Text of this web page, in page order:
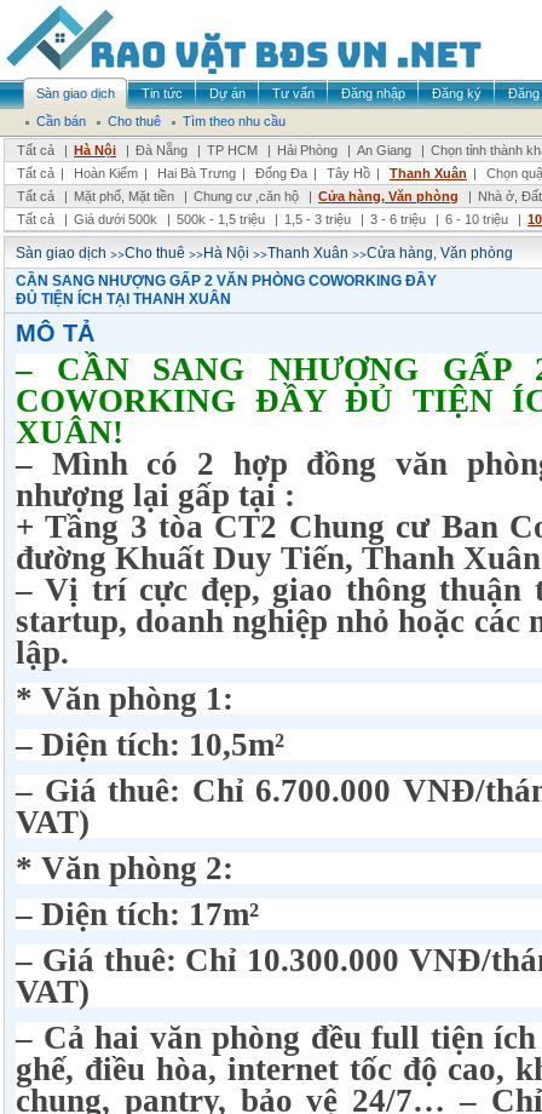
Sàn giao dịch Tin tức Dự án Tư vấn Đăng nhập Đăng ký
Đăng
Cần bán
Cho thuê
Tìm theo nhu cầu
Tất cả
| Hà Nội | Đà Nẵng | TP HCM | Hải Phòng | An Giang | Chọn tỉnh thành
Tất cả | Hoàn Kiếm | Hai Bà Trưng | Đống Đa | Tây Hồ | Thanh Xuân |
Chọn
Tất cả
| Mặt phố, Mặt tiền | Chung cư ,căn hộ | Cửa hàng, Văn phòng | Nhà ở,
Tất cả
| Giá dưới 500k | 500k - 1,5 triệu | 1,5 - 3 triệu | 3 - 6 triệu | 6 - 10 triệu |
Sàn giao dịch >>Cho thuê >>Hà Nội >>Thanh Xuân >>Cửa hàng, Văn phòng
CẦN SANG NHƯỢNG GẤP 2 VĂN PHÒNG COWORKING ĐẦY
ĐỦ TIỆN ÍCH TẠI THANH XUÂN
MÔ TẢ
– CẦN SANG NHƯỢNG GẤP
COWORKING ĐẦY ĐỦ TIỆN
XUÂN!
– Mình có 2 hợp đồng văn
nhượng lại gấp tại :
+ Tầng 3 tòa CT2 Chung cư Ban
đường Khuất Duy Tiến, Thanh
– Vị trí cực đẹp, giao thông thuận
startup, doanh nghiệp nhỏ hoặc các
lập.
* Văn phòng 1:
– Diện tích: 10,5m²
– Giá thuê: Chỉ 6.700.000 VNĐ/
VAT)
* Văn phòng 2:
– Diện tích: 17m²
– Giá thuê: Chỉ 10.300.000 VNĐ/
VAT)
– Cả hai văn phòng đều full tiện
ghế, điều hòa, internet tốc độ cao,
chung, pantry, bảo vệ 24/7… –